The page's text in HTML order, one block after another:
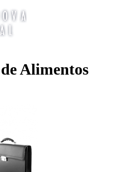
Alimentos